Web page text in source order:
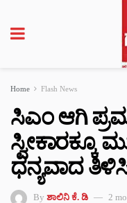
Home Flash News
ಸಿಎಂ ಆಗಿ
ಸ್ವೀಕಾರಕ್ಕೂ
ಧನ್ಯವಾದ
By ಶಾಲಿನಿ ಕೆ. ಡಿ 2